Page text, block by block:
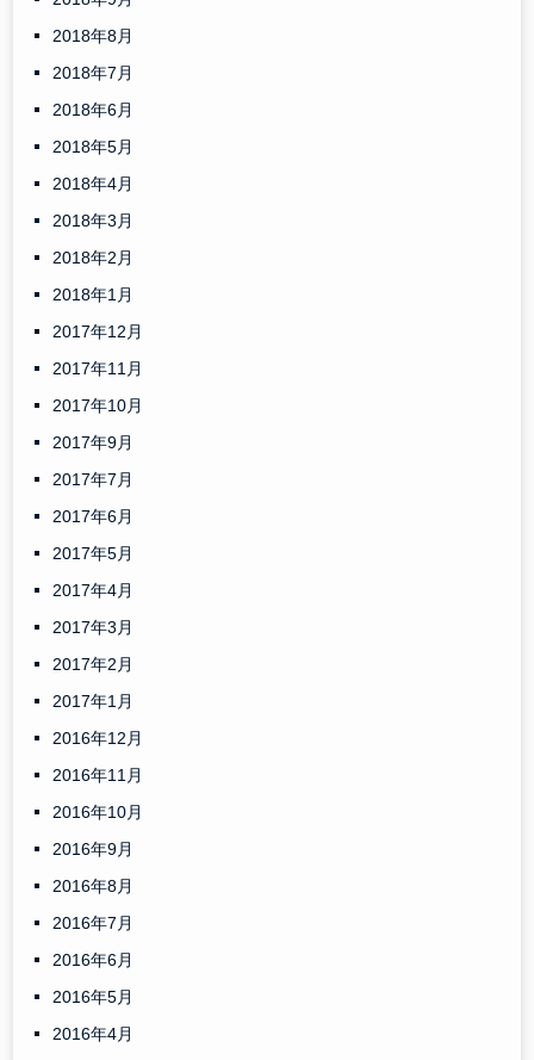
2018年8月
2018年7月
2018年6月
2018年5月
2018年4月
2018年3月
2018年2月
2018年1月
2017年12月
2017年11月
2017年10月
2017年9月
2017年7月
2017年6月
2017年5月
2017年4月
2017年3月
2017年2月
2017年1月
2016年12月
2016年11月
2016年10月
2016年9月
2016年8月
2016年7月
2016年6月
2016年5月
2016年4月